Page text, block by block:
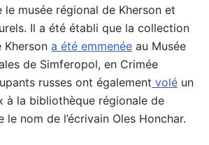
le musée régional de Kherson et
Il a été établi que la collection
Kherson a été emmenée au Musée
de Simferopol, en Crimée
russes ont également volé un
à la bibliothèque régionale de
le nom de l’écrivain Oles Honchar.